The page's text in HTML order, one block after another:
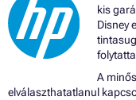
kis
Disney
A
elválaszthatatlanul